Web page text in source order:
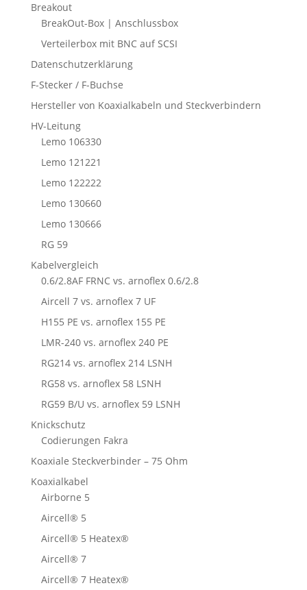
Breakout
BreakOut-Box | Anschlussbox
Verteilerbox mit BNC auf SCSI
Datenschutzerklärung
F-Stecker / F-Buchse
Hersteller von Koaxialkabeln und Steckverbindern
HV-Leitung
Lemo 106330
Lemo 121221
Lemo 122222
Lemo 130660
Lemo 130666
RG 59
Kabelvergleich
0.6/2.8AF FRNC vs. arnoflex 0.6/2.8
Aircell 7 vs. arnoflex 7 UF
H155 PE vs. arnoflex 155 PE
LMR-240 vs. arnoflex 240 PE
RG214 vs. arnoflex 214 LSNH
RG58 vs. arnoflex 58 LSNH
RG59 B/U vs. arnoflex 59 LSNH
Knickschutz
Codierungen Fakra
Koaxiale Steckverbinder – 75 Ohm
Koaxialkabel
Airborne 5
Aircell® 5
Aircell® 5 Heatex®
Aircell® 7
Aircell® 7 Heatex®